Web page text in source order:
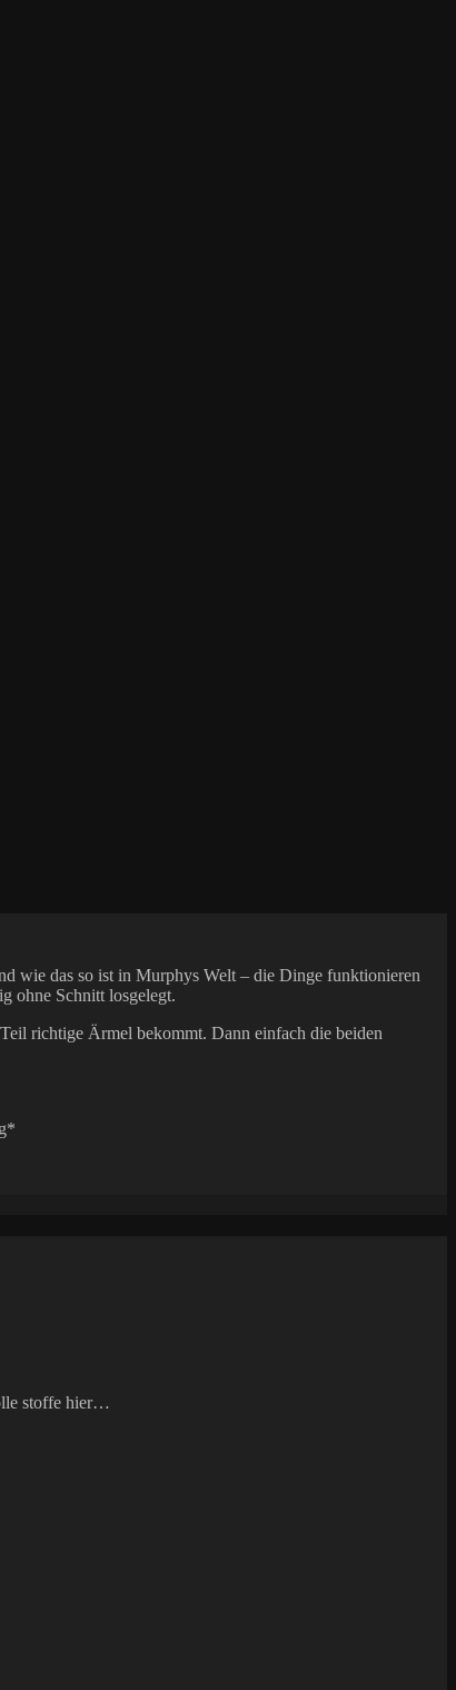
wie das so ist in Murphys Welt – die Dinge funktionieren
ohne Schnitt losgelegt.
richtige Ärmel bekommt. Dann einfach die beiden
stoffe hier…